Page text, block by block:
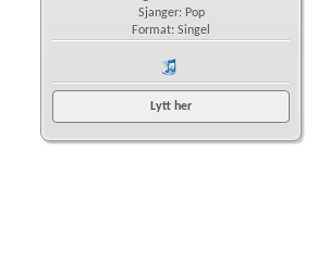
Sjanger: Pop
Format: Singel
Lytt her